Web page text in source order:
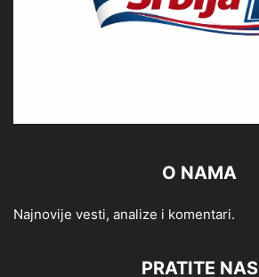
O NAMA
Najnovije vesti, analize i komentari.
PRATITE NAS